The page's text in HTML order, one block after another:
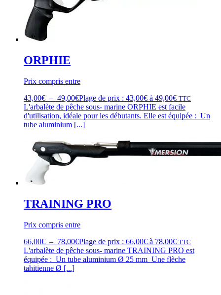
ORPHIE
Prix compris entre
43,00€ – 49,00€Plage de prix : 43,00€ à 49,00€ TTC
L'arbalète de pêche sous- marine ORPHIE est facile
d'utilisation, idéale pour les débutants. Elle est équipée : Un
tube aluminium [...]
TRAINING PRO
Prix compris entre
66,00€ – 78,00€Plage de prix : 66,00€ à 78,00€ TTC
L'arbalète de pêche sous- marine TRAINING PRO est
équipée : Un tube aluminium Ø 25 mm Une flèche
tahitienne Ø [...]